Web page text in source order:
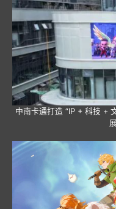
中南卡通打造 “IP + 科技 +